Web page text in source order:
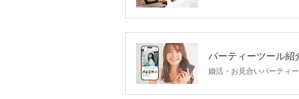
パーティーツール紹
婚活・お見合いパーティ